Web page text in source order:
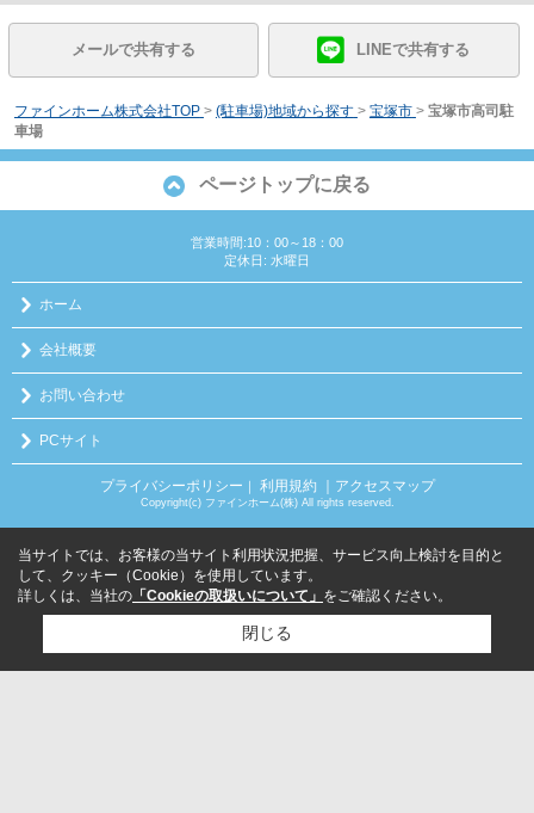
メールで共有する LINEで共有する
ファインホーム株式会社TOP > (駐車場)地域から探す > 宝塚市 > 宝塚市高司駐
車場
ページトップに戻る
営業時間:10：00～18：00
定休日: 水曜日
ホーム
会社概要
お問い合わせ
PCサイト
プライバシーポリシー ｜ 利用規約 ｜アクセスマップ
Copyright(c) ファインホーム(株) All rights reserved.
当サイトでは、お客様の当サイト利用状況把握、サービス向上検討を目的と
して、クッキー（Cookie）を使用しています。
詳しくは、当社の 「Cookieの取扱いについて」 をご確認ください。
閉じる